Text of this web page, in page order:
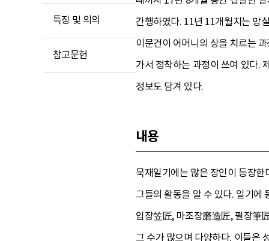
특징 및 의의
참고문헌
간행하였다. 11년 11개월치는 망
이문건이 어머니의 상을 치르는
가서 정착하는 과정이 쓰여 있다.
정보도 담겨 있다.
내용
묵재일기에는 많은 장인이 등장
그들의 활동을 알 수 있다. 일기
입장笠匠, 마조장磨造匠, 필장筆
그 수가 많으며 다양하다. 이들은